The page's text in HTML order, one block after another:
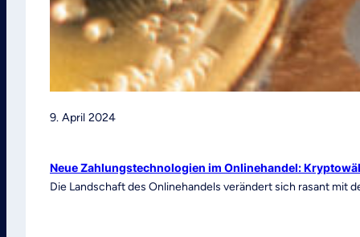
9. April 2024
Neue Zahlungstechnologien im Onlinehandel:
Die Landschaft des Onlinehandels verändert sich rasant mit